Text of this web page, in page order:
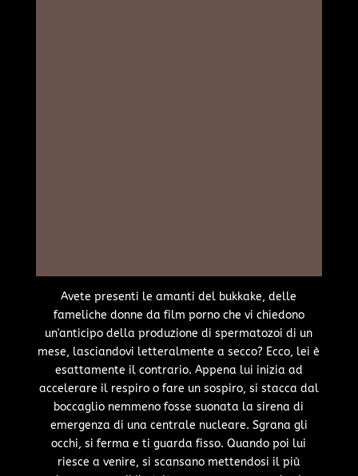
Avete presenti le amanti del bukkake, delle
fameliche donne da film porno che vi chiedono
un'anticipo della produzione di spermatozoi di un
mese, lasciandovi letteralmente a secco? Ecco, lei è
esattamente il contrario. Appena lui inizia ad
accelerare il respiro o fare un sospiro, si stacca dal
boccaglio nemmeno fosse suonata la sirena di
emergenza di una centrale nucleare. Sgrana gli
occhi, si ferma e ti guarda fisso. Quando poi lui
riesce a venire, si scansano mettendosi il più